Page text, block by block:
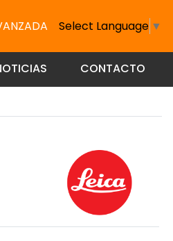
Select Language ▼
CONTACTO